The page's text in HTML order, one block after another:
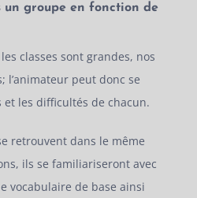
un groupe en fonction de
classes sont grandes, nos
l’animateur peut donc se
les difficultés de chacun.
retrouvent dans le même
ils se familiariseront avec
vocabulaire de base ainsi